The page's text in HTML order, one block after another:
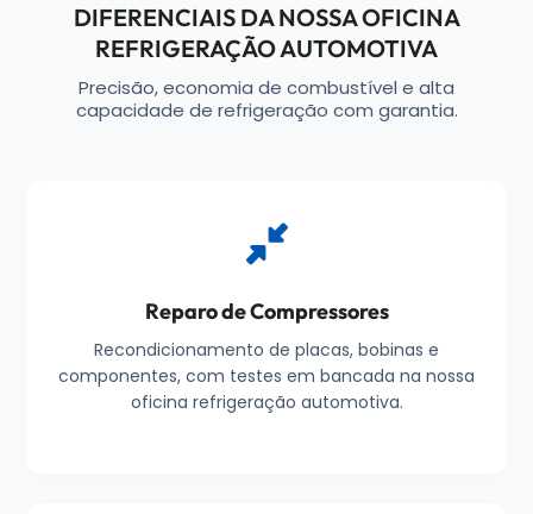
DIFERENCIAIS DA NOSSA OFICINA
REFRIGERAÇÃO AUTOMOTIVA
Precisão, economia de combustível e alta
capacidade de refrigeração com garantia.
Reparo de Compressores
Recondicionamento de placas, bobinas e
componentes, com testes em bancada na nossa
oficina refrigeração automotiva.